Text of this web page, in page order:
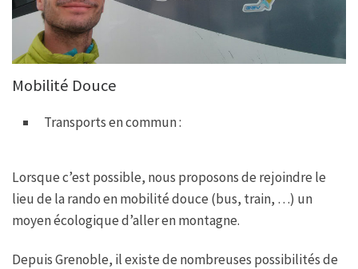
Mobilité Douce
Transports en commun :
Lorsque c’est possible, nous proposons de rejoindre le
lieu de la rando en mobilité douce (bus, train, …) un
moyen écologique d’aller en montagne.
Depuis Grenoble, il existe de nombreuses possibilités de